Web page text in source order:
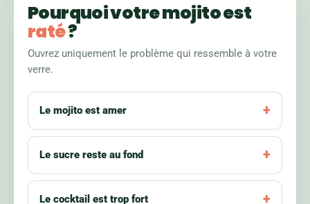
Pourquoi votre mojito est
raté?
Ouvrez uniquement le problème qui ressemble à votre
verre.
Le mojito est amer
Le sucre reste au fond
Le cocktail est trop fort